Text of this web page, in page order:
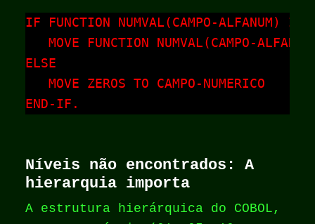
IF FUNCTION NUMVAL(CAMPO-ALFANUM) IS
MOVE FUNCTION NUMVAL(CAMPO-
ELSE
   MOVE ZEROS TO CAMPO-NUMERICO
END-IF.
Níveis não encontrados: A
hierarquia importa
A estrutura hierárquica do COBOL,